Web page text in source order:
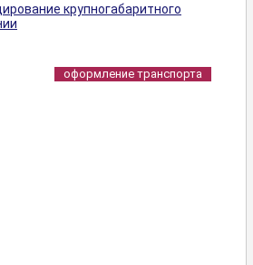
крупногабаритного
оформление транспорта